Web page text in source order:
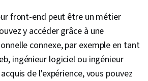
front-end peut être un métier
y accéder grâce à une
connexe, par exemple en tant
ingénieur logiciel ou ingénieur
de l'expérience, vous pouvez